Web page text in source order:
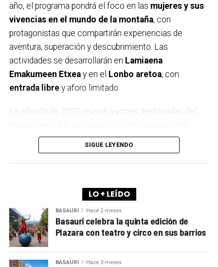
año, el programa pondrá el foco en las mujeres y sus
vivencias en el mundo de la montaña, con
protagonistas que compartirán experiencias de
aventura, superación y descubrimiento. Las
actividades se desarrollarán en Lamiaena
Emakumeen Etxeay en el Lonbo aretoa, con
entrada librey aforo limitado.
La edición de 2025 reunirá a voces destacadas del
estaránIgone Mariezkurrena, el tríoElkarregaz
formado porElixabete, Johanna y Bego— y la
reconocida alpinistaPipi Cardell. Además, el
como ya es tradición en Arrigorriaga.
A lo largo de los últimos años, la Semana de la
Montaña se ha convertido en una cita imprescindible
para los aficionados locales y de toda la comarca.
Más allá de las charlas y proyecciones, el evento
SIGUE LEYENDO
LO + LEÍDO
BASAURI Hace 2 meses
Basauri celebra la quinta edición de
Plazara con teatro y circo en sus barrios
BASAURI Hace 3 meses